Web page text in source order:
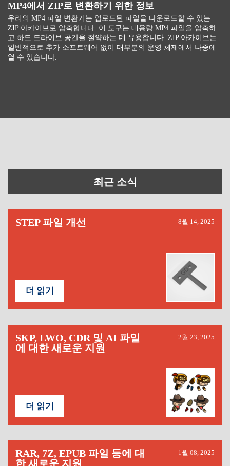
MP4에서 ZIP로 변환하기 위한 정보
우리의 MP4 파일 변환기는 업로드된 파일을 다운로드할 수 있는
ZIP 아카이브로 압축합니다. 이 도구는 대용량 MP4 파일을 압축하
고 하드 드라이브 공간을 절약하는 데 유용합니다. ZIP 아카이브는
일반적으로 추가 소프트웨어 없이 대부분의 운영 체제에서 나중에
열 수 있습니다.
최근 소식
STEP 파일 개선 8월 14, 2025
더 읽기
SKP, LWO, CDR 및 AI 파일
에 대한 새로운 지원
2월 23, 2025
더 읽기
RAR, 7Z, EPUB 파일 등에 대
한 새로운 지원
1월 08, 2025